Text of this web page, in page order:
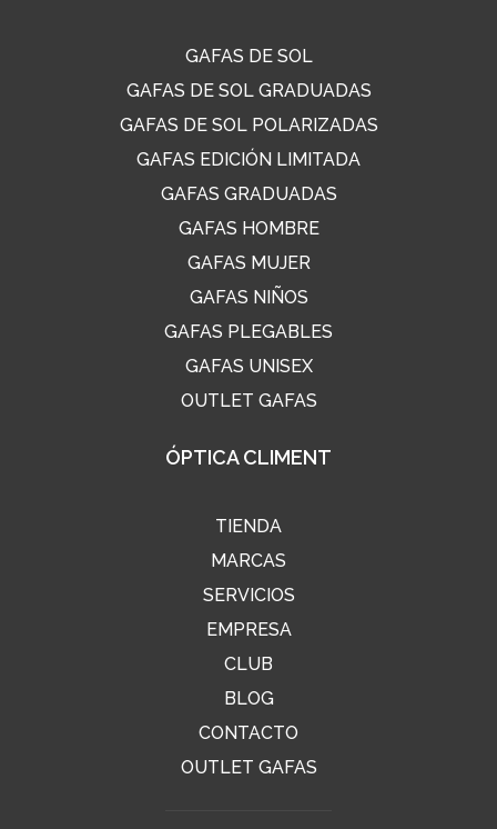
GAFAS DE SOL
GAFAS DE SOL GRADUADAS
GAFAS DE SOL POLARIZADAS
GAFAS EDICIÓN LIMITADA
GAFAS GRADUADAS
GAFAS HOMBRE
GAFAS MUJER
GAFAS NIÑOS
GAFAS PLEGABLES
GAFAS UNISEX
OUTLET GAFAS
ÓPTICA CLIMENT
TIENDA
MARCAS
SERVICIOS
EMPRESA
CLUB
BLOG
CONTACTO
OUTLET GAFAS